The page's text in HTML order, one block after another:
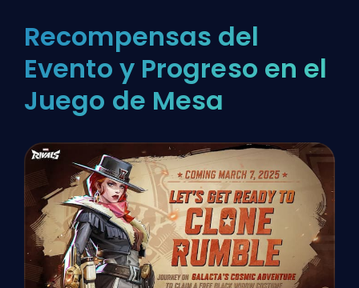
Recompensas del
Evento y Progreso en el
Juego de Mesa